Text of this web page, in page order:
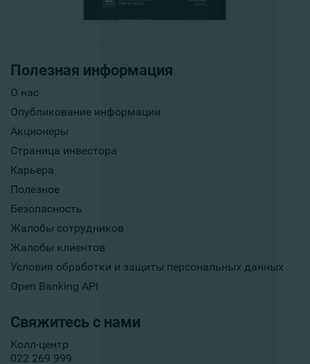
Полезная информация
О нас
Опубликование информации
Акционеры
Страница инвестора
Карьера
Полезное
Безопасность
Жалобы сотрудников
Жалобы клиентов
Условия обработки и защиты персональных данных
Open Banking API
Свяжитесь с нами
Колл-центр
022 269 999